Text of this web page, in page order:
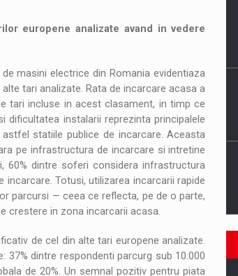
europene analizate avand in vedere
masini electrice din Romania evidentiaza
tari analizate. Rata de incarcare acasa a
tari incluse in acest clasament, in timp ce
instalarii reprezinta principalele
statiile publice de incarcare. Aceasta
pe infrastructura de incarcare si intretine
60% dintre soferi considera infrastructura
Totusi, utilizarea incarcarii rapide
parcursi — ceea ce reflecta, pe de o parte,
crestere in zona incarcarii acasa.
de cel din alte tari europene analizate.
dintre respondenti parcurg sub 10.000
de 20%. Un semnal pozitiv pentru piata